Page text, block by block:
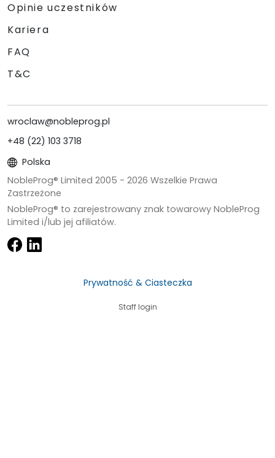
Opinie uczestników
Kariera
FAQ
T&C
wroclaw@nobleprog.pl
+48 (22) 103 3718
Polska
NobleProg® Limited 2005 - 2026 Wszelkie Prawa
Zastrzeżone
NobleProg® to zarejestrowany znak towarowy NobleProg
Limited i/lub jej afiliatów.
Prywatność & Ciasteczka
Staff login